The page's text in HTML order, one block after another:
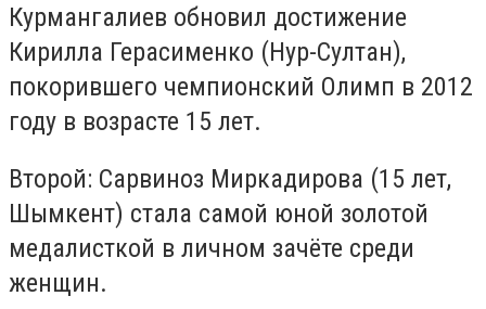
Курмангалиев обновил достижение
Кирилла Герасименко (Нур-Султан),
покорившего чемпионский Олимп в 2012
году в возрасте 15 лет.
Второй: Сарвиноз Миркадирова (15 лет,
Шымкент) стала самой юной золотой
медалисткой в личном зачёте среди
женщин.